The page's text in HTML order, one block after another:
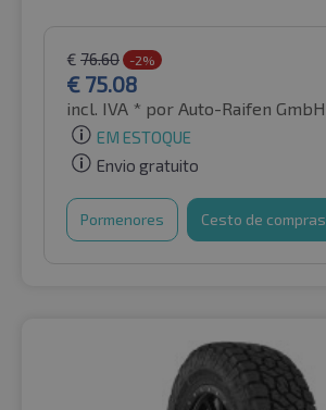
€ 76.60 -2%
€ 75.08
incl. IVA * por Auto-Raifen GmbH
EM ESTOQUE
Envio gratuito
Pormenores Cesto de compras